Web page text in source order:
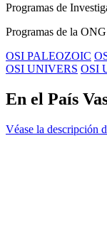
Programas de
Programas de la ONG
OSI PALEOZOIC
OSI UNIVERS OSI
En el País
Véase la descripción